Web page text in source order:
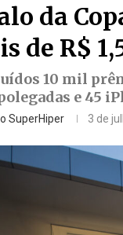
da
de R$
10 mil
e 45
SuperHiper 3 de